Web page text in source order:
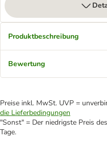
Produktbeschreibung
Bewertung
Preise inkl. MwSt. UVP =
die Lieferbedingungen
"Sonst" = Der niedrigste Preis
Tage.